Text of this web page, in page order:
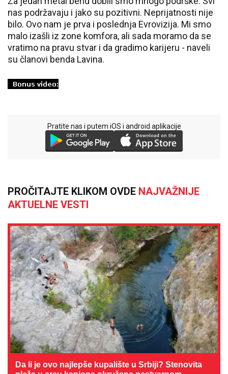
nas podržavaju i jako su pozitivni. Neprijatnosti nije
bilo. Ovo nam je prva i poslednja Evrovizija. Mi smo
malo izašli iz zone komfora, ali sada moramo da se
vratimo na pravu stvar i da gradimo karijeru - naveli
su članovi benda Lavina.
Pratite nas i putem iOS i android aplikacije
PROČITAJTE KLIKOM OVDE NAJVAŽNIJE
AKTUELNE VESTI
Da li je ovo najlepše kupalište u Srbiji? Stenovita